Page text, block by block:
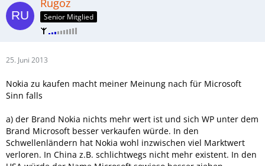
Rugoz
Senior Mitglied
25. Juni 2013
Nokia zu kaufen macht meiner Meinung nach für Microsoft
Sinn falls
a) der Brand Nokia nichts mehr wert ist und sich WP unter dem
Brand Microsoft besser verkaufen würde. In den
Schwellenländern hat Nokia wohl inzwischen viel Marktwert
verloren. In China z.B. schlichtwegs nicht mehr existent. In den